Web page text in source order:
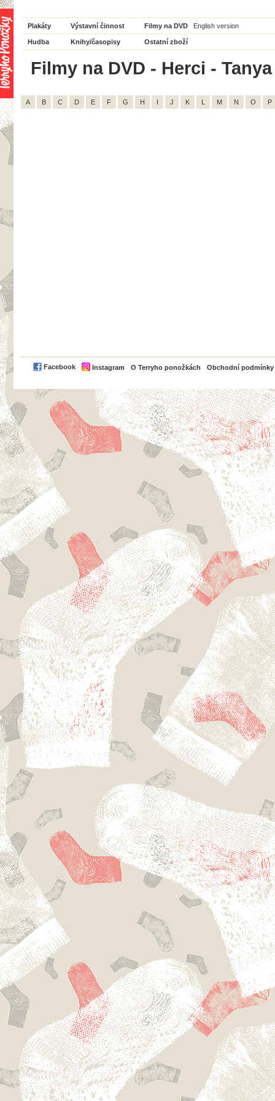
Plakáty Výstavní činnost Filmy na DVD English version
Hudba Knihy/časopisy Ostatní zboží
Filmy na DVD - Herci -
A B C D E F G H I J K L M N O P
Facebook Instagram O Terryho ponožkách Obchodní podmínky
PayPal